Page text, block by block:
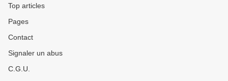
Top articles
Pages
Contact
Signaler un abus
C.G.U.